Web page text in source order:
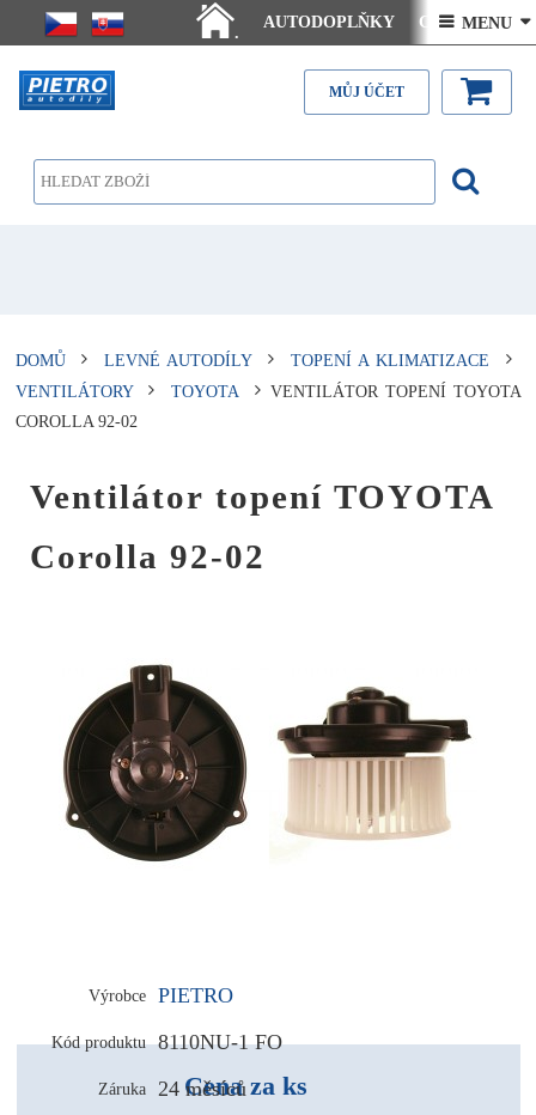
.
AUTODOPLŇKY Ceny doručení
Články - návody Kontakt
 MENU 
MŮJ ÚČET
DOMŮ LEVNÉ AUTODÍLY
TOPENÍ A KLIMATIZACE
VENTILÁTORY
TOYOTA
VENTILÁTOR TOPENÍ TOYOTA
COROLLA 92-02
Ventilátor topení TOYOTA
Corolla 92-02
Výrobce PIETRO
Kód produktu 8110NU-1 FO
Záruka 24 měsíců
Cena za ks